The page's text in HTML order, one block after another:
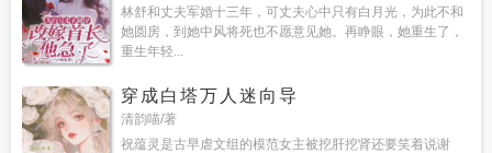
林舒和丈夫军婚十三年，可丈夫心中只有白月光，为此不和
她圆房，到她中风将死也不愿意见她。再睁眼，她重生了，
重生年轻...
穿成白塔万人迷向导
清韵喵/著
祝蕴灵是古早虐文组的模范女主被挖肝挖肾还要笑着说谢